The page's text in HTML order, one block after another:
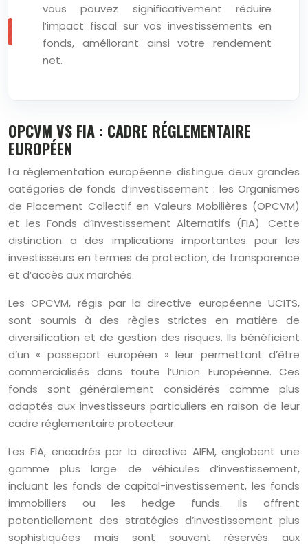
vous pouvez significativement réduire
l’impact fiscal sur vos investissements en
fonds, améliorant ainsi votre rendement
net.
OPCVM VS FIA : CADRE RÉGLEMENTAIRE
EUROPÉEN
La réglementation européenne distingue deux grandes
catégories de fonds d’investissement : les Organismes
de Placement Collectif en Valeurs Mobilières (OPCVM)
et les Fonds d’Investissement Alternatifs (FIA). Cette
distinction a des implications importantes pour les
investisseurs en termes de protection, de transparence
et d’accès aux marchés.
Les OPCVM, régis par la directive européenne UCITS,
sont soumis à des règles strictes en matière de
diversification et de gestion des risques. Ils bénéficient
d’un « passeport européen » leur permettant d’être
commercialisés dans toute l’Union Européenne. Ces
fonds sont généralement considérés comme plus
adaptés aux investisseurs particuliers en raison de leur
cadre réglementaire protecteur.
Les FIA, encadrés par la directive AIFM, englobent une
gamme plus large de véhicules d’investissement,
incluant les fonds de capital-investissement, les fonds
immobiliers ou les hedge funds. Ils offrent
potentiellement des stratégies d’investissement plus
sophistiquées mais sont souvent réservés aux